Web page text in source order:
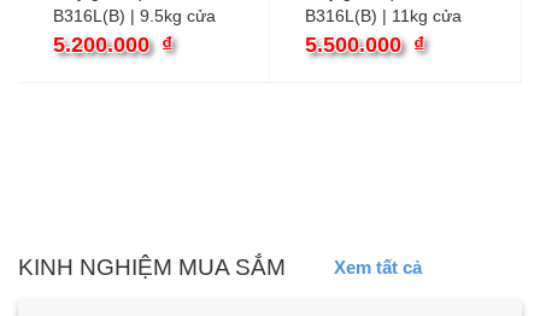
B316L(B) | 9.5kg cửa
ngang inverter
5.200.000 ₫
B316L(B) | 11kg cửa
ngang inverter
5.500.000 ₫
KINH NGHIỆM MUA SẮM Xem tất cả